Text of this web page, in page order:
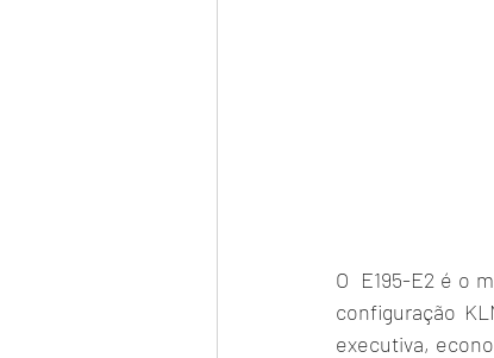
O  E195-E2 é o
configuração
executiva,